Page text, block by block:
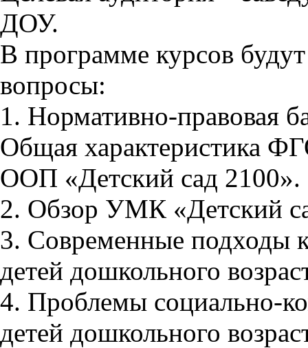
ДОУ.
В программе курсов
вопросы:
1. Нормативно-правовая
Общая характеристика
ООП «Детский сад 2100».
2. Обзор УМК «Детский
3. Современные подходы
детей дошкольного
4. Проблемы социально-
детей дошкольного